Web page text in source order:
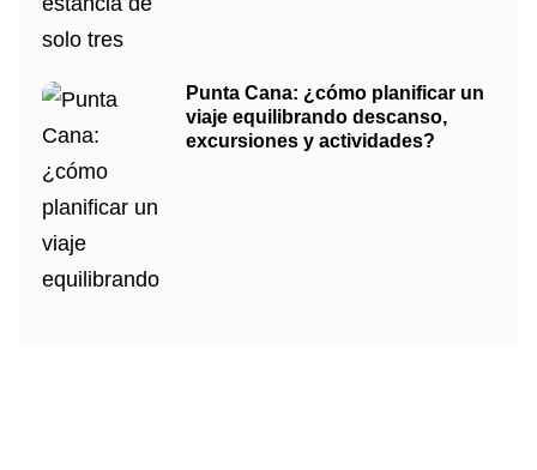
Punta Cana: ¿cómo planificar un
viaje equilibrando descanso,
excursiones y actividades?